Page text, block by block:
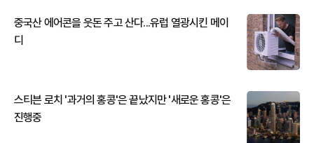
중국산 에어콘을 웃돈 주고 산다...유럽 열광시킨 메이
디
스티븐 로치 '과거의 홍콩'은 끝났지만 '새로운 홍콩'은
진행중